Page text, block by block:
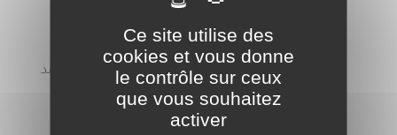
- عبد اللطيف الباز
يواصل المستشفى العسكري الدراسي محمد
Lire la suite
Ce site utilise des
cookies et vous donne
le contrôle sur ceux
que vous souhaitez
activer